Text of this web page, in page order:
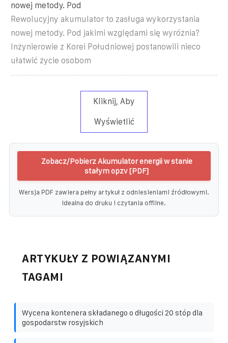
nowej metody. Pod
Rewolucyjny akumulator to zasługa wykorzystania
nowej metody. Pod jakimi względami się wyróżnia?
Inżynierowie z Korei Południowej postanowili nieco
ułatwić życie osobom
Kliknij, Aby
Wyświetlić
Zobacz/Pobierz Akumulator energii w stanie
stałym opzv [PDF]
Wersja PDF zawiera pełny artykuł z odniesieniami źródłowymi.
Idealna do druku i czytania offline.
ARTYKUŁY Z POWIĄZANYMI
TAGAMI
Wycena kontenera składanego o długości 20 stóp dla
gospodarstw rosyjskich